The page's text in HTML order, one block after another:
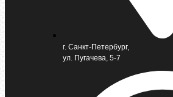
г. Санкт-Петербург,
ул. Пугачева, 5-7